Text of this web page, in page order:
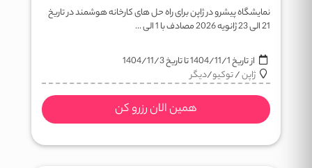
نمایشگاه پیشرو در ژاپن برای راه حل های کارخانه هوشمند در تاریخ
21 الی 23 ژانویه 2026 مصادف با 1 الی ...
از تاریخ1404/11/1تا تاریخ1404/11/3
ژاپن/توکیو/دیگر
همین الان رزرو کن